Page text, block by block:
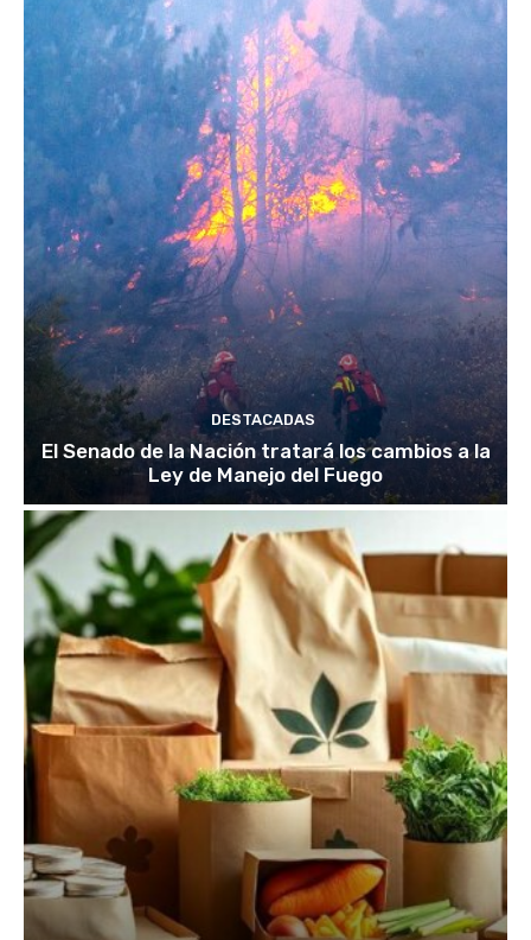
DESTACADAS
El Senado de la Nación tratará los cambios a la
Ley de Manejo del Fuego